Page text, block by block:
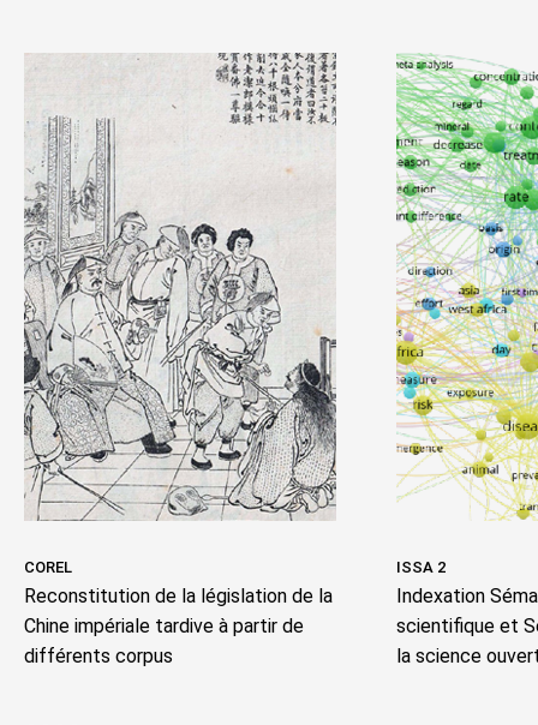
COREL
Reconstitution de la législation de la
Chine impériale tardive à partir de
différents corpus
ISSA 2
Indexation
scientifique et
la science